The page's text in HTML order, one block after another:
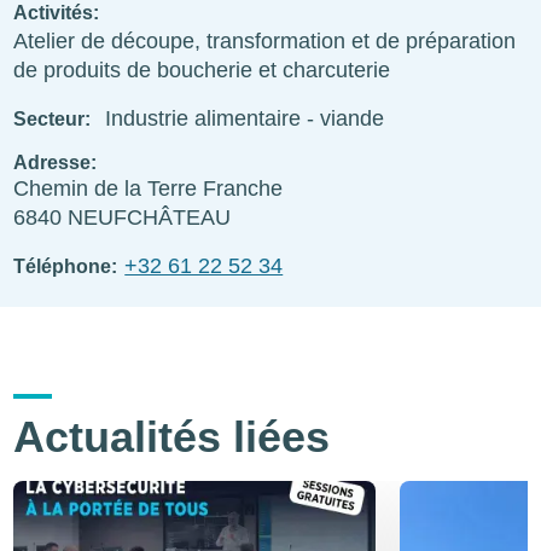
Activités
Atelier de découpe, transformation et de préparation
de produits de boucherie et charcuterie
Secteur Industrie alimentaire - viande
Adresse
Chemin de la Terre Franche
6840 NEUFCHÂTEAU
Téléphone +32 61 22 52 34
Actualités liées